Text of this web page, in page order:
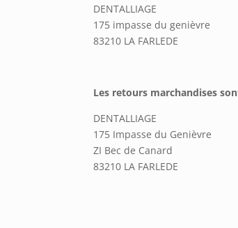
DENTALLIAGE
175 impasse du genièvre
83210 LA FARLEDE
Les retours marchandises
DENTALLIAGE
175 Impasse du Genièvre
ZI Bec de Canard
83210 LA FARLEDE